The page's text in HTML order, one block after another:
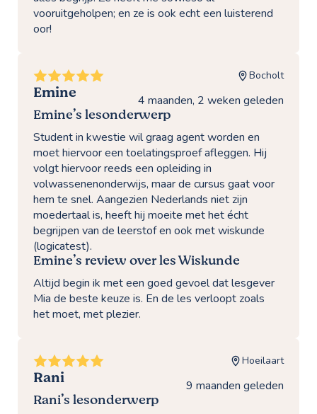
vooruitgeholpen; en ze is ook echt een luisterend
oor!
Emine
Bocholt
4 maanden, 2 weken geleden
Emine’s lesonderwerp
Student in kwestie wil graag agent worden en
moet hiervoor een toelatingsproef afleggen. Hij
volgt hiervoor reeds een opleiding in
volwassenenonderwijs, maar de cursus gaat voor
hem te snel. Aangezien Nederlands niet zijn
moedertaal is, heeft hij moeite met het écht
begrijpen van de leerstof en ook met wiskunde
(logicatest).
Emine’s review over les Wiskunde
Altijd begin ik met een goed gevoel dat lesgever
Mia de beste keuze is. En de les verloopt zoals
het moet, met plezier.
Rani
Hoeilaart
9 maanden geleden
Rani’s lesonderwerp